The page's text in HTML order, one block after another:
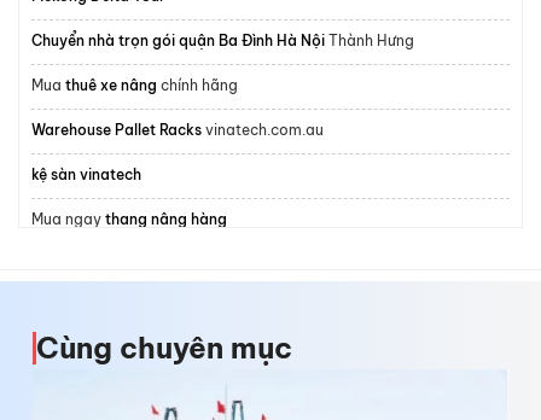
Chuyển nhà trọn gói quận Ba Đình Hà Nội Thành Hưng
Mua thuê xe nâng chính hãng
Warehouse Pallet Racks vinatech.com.au
kệ sàn vinatech
Mua ngay thang nâng hàng
Cùng chuyên mục